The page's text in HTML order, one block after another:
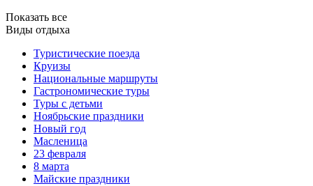
Показать все
Виды отдыха
Туристические поезда
Круизы
Национальные маршруты
Гастрономические туры
Туры с детьми
Ноябрьские праздники
Новый год
Масленица
23 февраля
8 марта
Майские праздники